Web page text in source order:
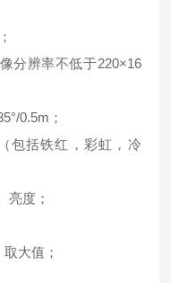
分辨率不低于220×16
0.5m；
包括铁红，彩虹，冷
亮度；
大值；